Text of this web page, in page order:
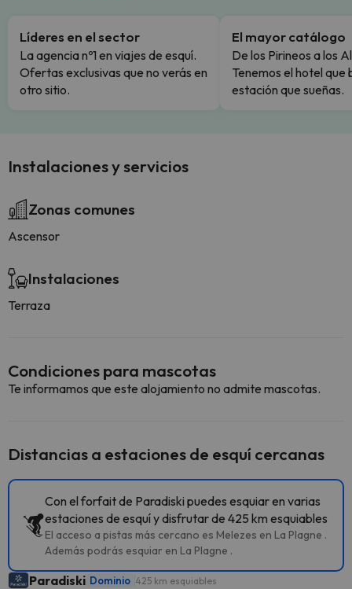
Líderes en el sector
La agencia nº1 en viajes de esquí.
Ofertas exclusivas que no verás en
otro sitio.
El mayor catálogo
De los Pirineos a los
Tenemos el hotel que
estación que sueñas.
Instalaciones y servicios
Zonas comunes
Ascensor
Instalaciones
Terraza
Condiciones para mascotas
Te informamos que este alojamiento no admite mascotas.
Distancias a estaciones de esquí cercanas
Con el forfait de Paradiski puedes esquiar en varias
estaciones de esquí y disfrutar de 425 km esquiables
El acceso a pistas más cercano es Melezes en La Plagne .
Además podrás esquiar en La Plagne .
Paradiski Dominio 425 km esquiables